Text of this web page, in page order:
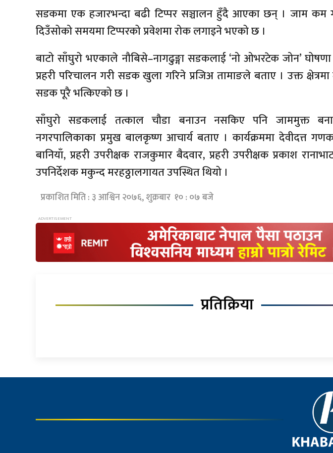
सडकमा एक हजारभन्दा बढी टिप्पर सञ्चालन हुँदै आएका छन् । जाम कम
दिउँसोको समयमा टिप्परको प्रवेशमा रोक लगाइने भएको छ ।
बाटो साँघुरो भएकाले नौबिसे–नागढुङ्गा सडकलाई ‘नो ओभरटेक जोन’
प्रहरी परिचालन गरी सडक खुला गरिने प्रजिअ तामाङले बताए । उक्त
सडक पूरै भत्किएको छ ।
साँघुरो सडकलाई तत्काल चौडा बनाउन नसकिए पनि जाममुक्त
नगरपालिकाका प्रमुख बालकृष्ण आचार्य बताए । कार्यक्रममा देवीदत्त
बानियाँ, प्रहरी उपरीक्षक राजकुमार बैदवार, प्रहरी उपरीक्षक प्रकाश
उपनिर्देशक मकुन्द मरहठ्ठालगायत उपस्थित थियो ।
प्रकाशित मिति : ३ आश्विन २०७६, शुक्रबार १० : ०७ बजे
प्रतिक्रिया